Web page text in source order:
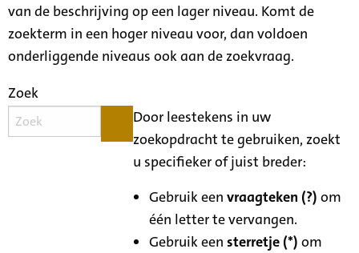
van de beschrijving op een lager niveau. Komt de
zoekterm in een hoger niveau voor, dan voldoen
onderliggende niveaus ook aan de zoekvraag.
Zoek
Door leestekens in uw
zoekopdracht te gebruiken, zoekt
u specifieker of juist breder:
Gebruik eenvraagteken (?) om
één letter te vervangen.
Gebruik eensterretje (*) om